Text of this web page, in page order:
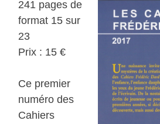
241 pages de
format 15 sur
23
Prix : 15 €
Ce premier
numéro des
Cahiers